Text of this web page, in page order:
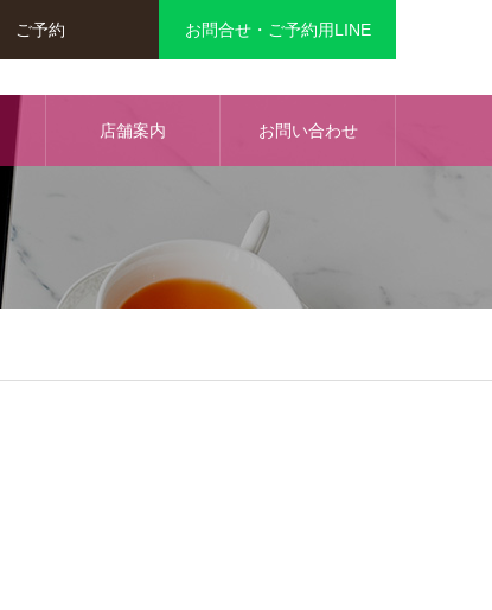
ご予約 お問合せ・ご予約用LINE
店舗案内 お問い合わせ